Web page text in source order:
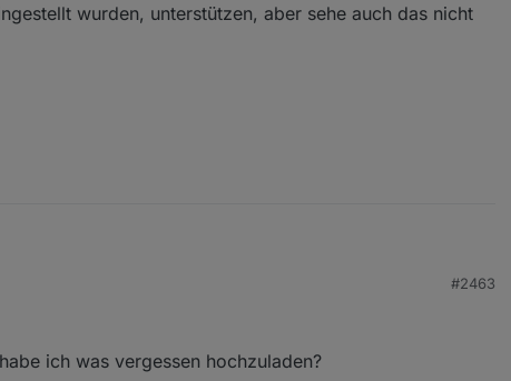
wurden, unterstützen, aber sehe auch das nicht
E3DC S10 Pro mit MyPV Heizstab.
eingestellt wurden, unterstützen, aber sehe auch das nicht alles in
#2463
ich was vergessen hochzuladen?